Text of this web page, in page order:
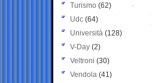
Turismo (62)
Udc (64)
Università (128)
V-Day (2)
Veltroni (30)
Vendola (41)